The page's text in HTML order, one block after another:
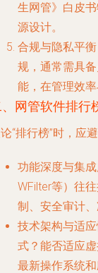
生网管》白皮
源设计。
合规与隐私平衡
规，通常需具
能，在管理效
网管软件排行
“排行榜”时，应
功能深度与集
WFilter等）往
制、安全审计
技术架构与适
式？能否适应
最新操作系统